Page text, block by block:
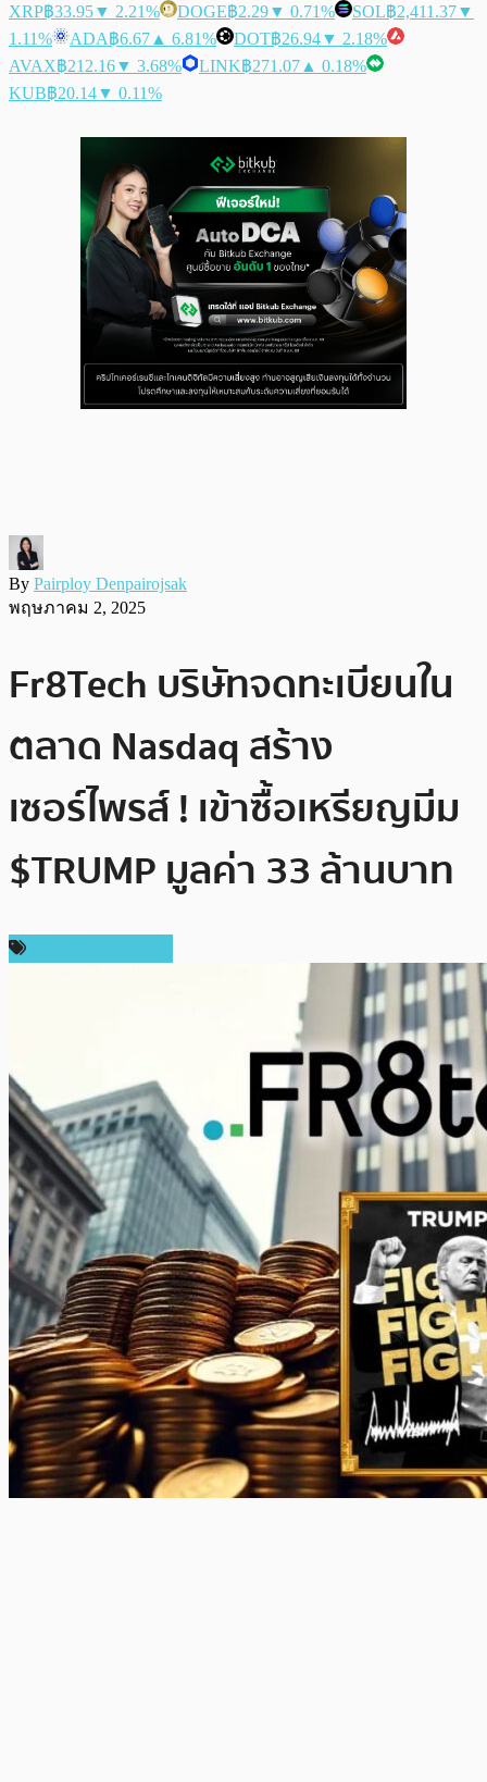
XRP฿33.95▼ 2.21% DOGE฿2.29▼ 0.71% SOL฿2,411.37▼
1.11%
ADA฿6.67 ▲ 6.81% DOT฿26.94▼ 2.18%
AVAX฿212.16▼ 3.68% LINK฿271.07 ▲ 0.18%
KUB฿20.14▼ 0.11%
By Pairploy Denpairojsak
พฤษภาคม 2, 2025
Fr8Tech บริษัทจดทะเบียนใน
ตลาด Nasdaq สร้าง
เซอร์ไพรส์ ! เข้าซื้อเหรียญมีม
$TRUMP มูลค่า 33 ล้านบาท